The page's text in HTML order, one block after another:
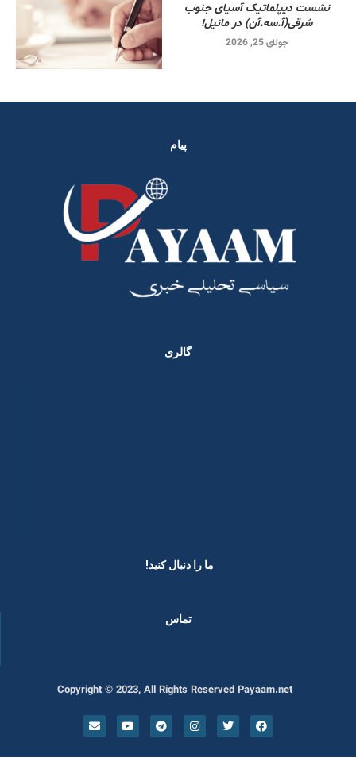
نشست دیپلماتیک آسیای جنوب
شرقی‌(آ.سه.آن) در مانیل!
جولای 25, 2026
پیام
گالری
ما را دنبال کنید! ​
تماس
Copyright © 2023, All Rights Reserved Payaam.net